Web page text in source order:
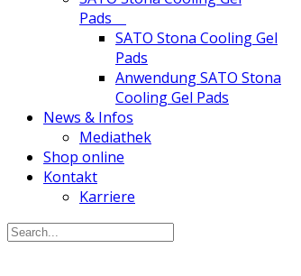
Pads
SATO Stona Cooling Gel
Pads
Anwendung SATO Stona
Cooling Gel Pads
News & Infos
Mediathek
Shop online
Kontakt
Karriere